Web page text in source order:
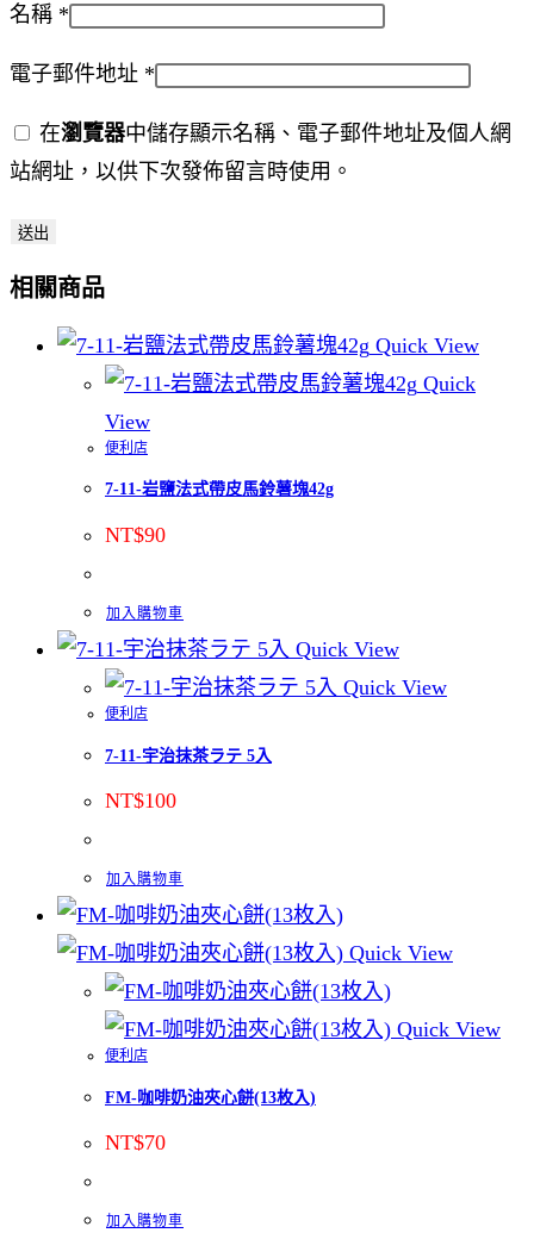
名稱 *
電子郵件地址 *
在瀏覽器中儲存顯示名稱、電子郵件地址及個人網
站網址，以供下次發佈留言時使用。
相關商品
Quick View
Quick
View
便利店
7-11-岩鹽法式帶皮馬鈴薯塊42g
NT$90
加入購物車
Quick View
Quick View
便利店
7-11-宇治抹茶ラテ 5入
NT$100
加入購物車
Quick View
Quick View
便利店
FM-咖啡奶油夾心餅(13枚入)
NT$70
加入購物車